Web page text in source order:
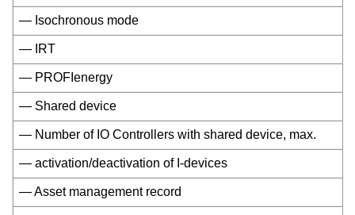
— Isochronous mode
— IRT
— PROFIenergy
— Shared device
— Number of IO Controllers with shared device, max.
— activation/deactivation of I-devices
— Asset management record